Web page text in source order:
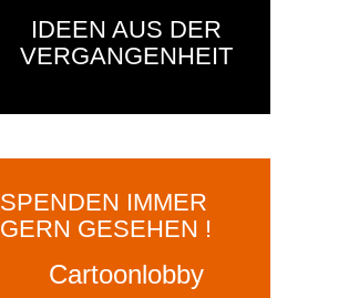
IDEEN AUS DER
VERGANGENHEIT
SPENDEN IMMER
GERN GESEHEN !
Cartoonlobby